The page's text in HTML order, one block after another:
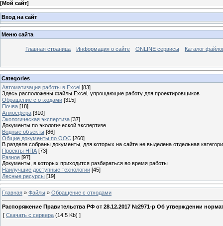
[Мой сайт]
Вход на сайт
Меню сайта
Главная страница Информация о сайте ONLINE сервисы Каталог
Categories
Автоматизация работы в Excel [83]
Здесь расположены файлы Excel, упрощающие работу для проектировщиков
Обращение с отходами [315]
Почва [18]
Атмосфера [310]
Экологическая экспертиза [37]
Документы по экологической экспертизе
Водные объекты [86]
Общие документы по ООС [260]
В разделе собраны документы, для которых на сайте не выделена отдельная
Проекты НПА [73]
Разное [97]
Документы, в которых приходится разбираться во время работы
Наилучшие доступные технологии [45]
Лесные ресурсы [19]
Главная » Файлы » Обращение с отходами
Распоряжение Правительства РФ от 28.12.2017 №2971-р Об утверждении
[ Скачать с сервера (14.5 Kb) ]